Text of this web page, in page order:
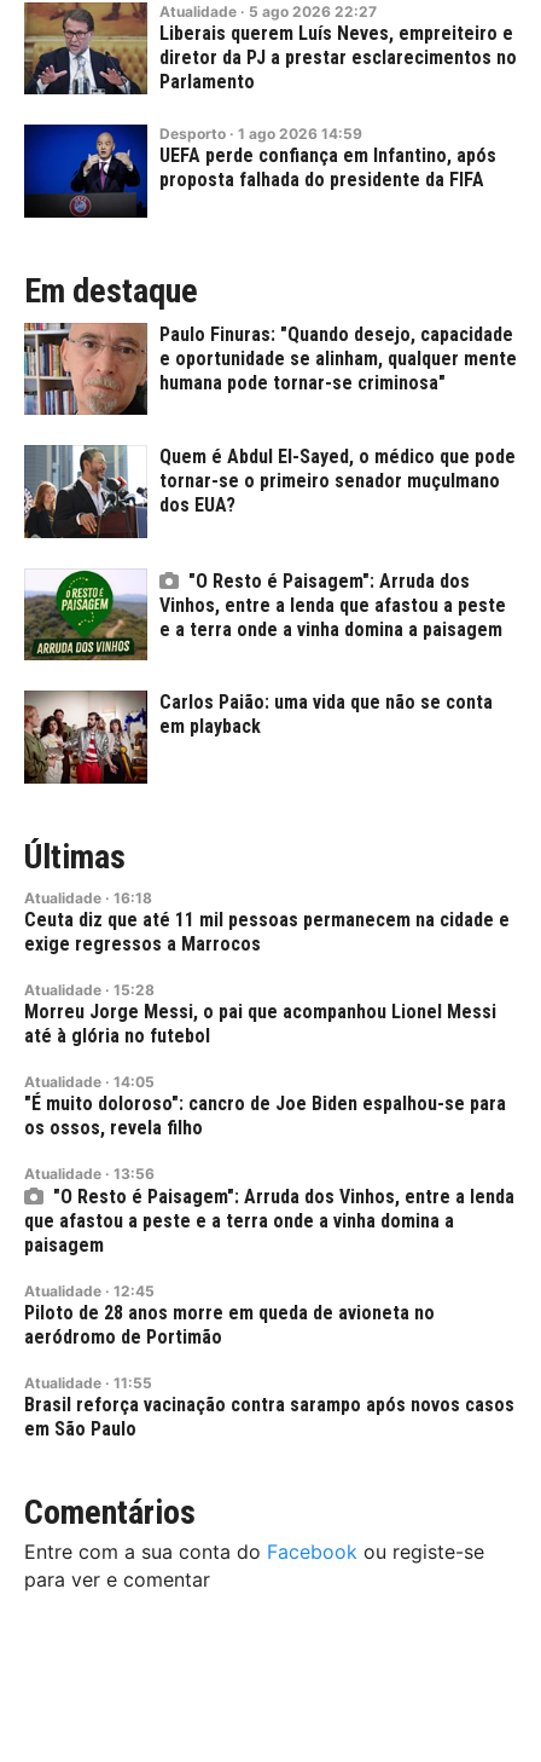
Atualidade · 5 ago 2026 22:27
Liberais querem Luís Neves, empreiteiro e
diretor da PJ a prestar esclarecimentos no
Parlamento
Desporto · 1 ago 2026 14:59
UEFA perde confiança em Infantino, após
proposta falhada do presidente da FIFA
Em destaque
Paulo Finuras: "Quando desejo, capacidade
e oportunidade se alinham, qualquer mente
humana pode tornar-se criminosa"
Quem é Abdul El-Sayed, o médico que pode
tornar-se o primeiro senador muçulmano
dos EUA?
"O Resto é Paisagem": Arruda dos
Vinhos, entre a lenda que afastou a peste
e a terra onde a vinha domina a paisagem
Carlos Paião: uma vida que não se conta
em playback
Últimas
Atualidade · 16:18
Ceuta diz que até 11 mil pessoas permanecem na cidade e
exige regressos a Marrocos
Atualidade · 15:28
Morreu Jorge Messi, o pai que acompanhou Lionel Messi
até à glória no futebol
Atualidade · 14:05
"É muito doloroso": cancro de Joe Biden espalhou-se para
os ossos, revela filho
Atualidade · 13:56
"O Resto é Paisagem": Arruda dos Vinhos, entre a lenda
que afastou a peste e a terra onde a vinha domina a
paisagem
Atualidade · 12:45
Piloto de 28 anos morre em queda de avioneta no
aeródromo de Portimão
Atualidade · 11:55
Brasil reforça vacinação contra sarampo após novos casos
em São Paulo
Comentários
Entre com a sua conta do Facebook ou registe-se
para ver e comentar